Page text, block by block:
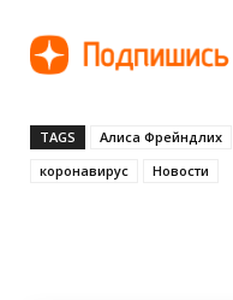
TAGS Алиса Фрейндлих
коронавирус
Новости